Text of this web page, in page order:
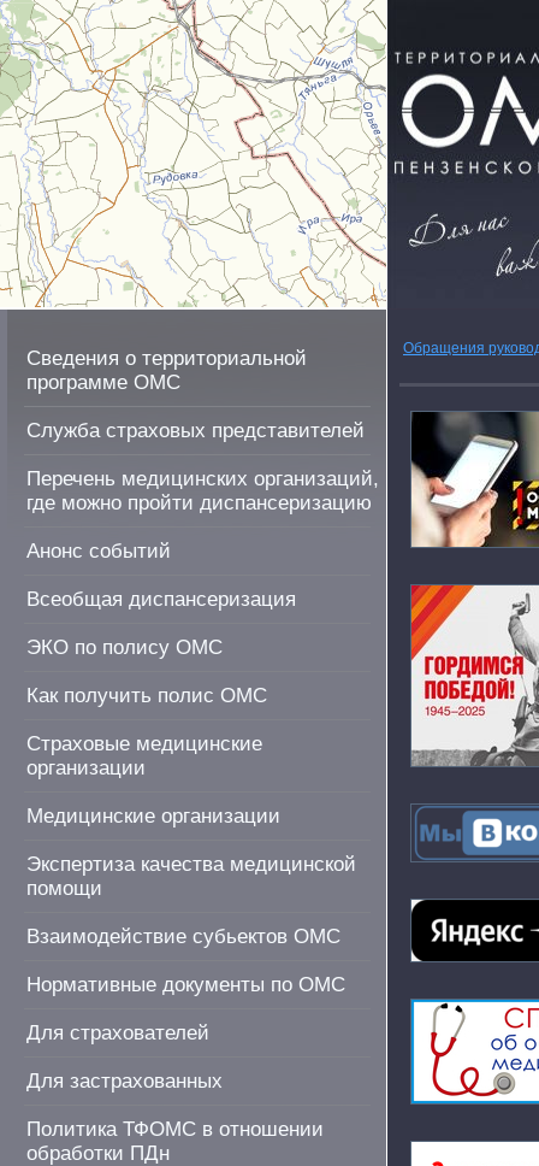
Сведения о территориальной
программе ОМС
Служба страховых представителей
Перечень медицинских организаций,
где можно пройти диспансеризацию
Анонс событий
Всеобщая диспансеризация
ЭКО по полису ОМС
Как получить полис ОМС
Страховые медицинские
организации
Медицинские организации
Экспертиза качества медицинской
помощи
Взаимодействие субьектов ОМС
Нормативные документы по ОМС
Для страхователей
Для застрахованных
Политика ТФОМС в отношении
обработки ПДн
Обращения